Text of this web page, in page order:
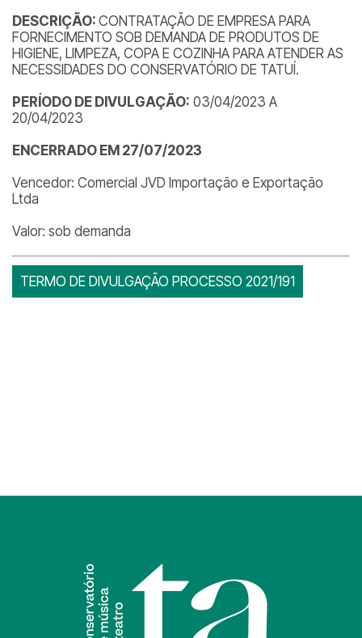
DESCRIÇÃO: CONTRATAÇÃO DE EMPRESA PARA
FORNECIMENTO SOB DEMANDA DE PRODUTOS DE
HIGIENE, LIMPEZA, COPA E COZINHA PARA ATENDER AS
NECESSIDADES DO CONSERVATÓRIO DE TATUÍ.
PERÍODO DE DIVULGAÇÃO: 03/04/2023 A
20/04/2023
ENCERRADO EM 27/07/2023
Vencedor: Comercial JVD Importação e Exportação
Ltda
Valor: sob demanda
TERMO DE DIVULGAÇÃO PROCESSO 2021/191